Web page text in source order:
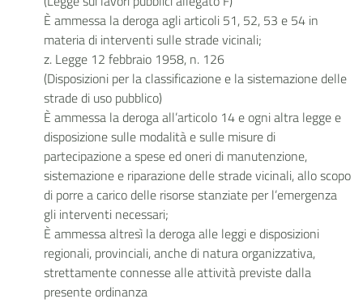
È ammessa la deroga agli articoli 51, 52, 53 e 54 in
materia di interventi sulle strade vicinali;
z. Legge 12 febbraio 1958, n. 126
(Disposizioni per la classificazione e la sistemazione delle
strade di uso pubblico)
È ammessa la deroga all’articolo 14 e ogni altra legge e
disposizione sulle modalità e sulle misure di
partecipazione a spese ed oneri di manutenzione,
sistemazione e riparazione delle strade vicinali, allo scopo
di porre a carico delle risorse stanziate per l’emergenza
gli interventi necessari;
È ammessa altresì la deroga alle leggi e disposizioni
regionali, provinciali, anche di natura organizzativa,
strettamente connesse alle attività previste dalla
presente ordinanza